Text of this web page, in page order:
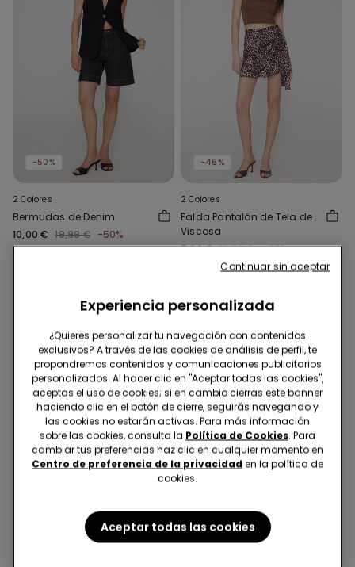
-50%
2 Colores
Bermudas de Denim
10,00 € 19,99 € -50%
-46%
2 Colores
Falda Pantalón de Tela de
Viscosa
7,00 € 12,99 € -46%
Experiencia personalizada
¿Quieres personalizar tu navegación con contenidos
exclusivos? A través de las cookies de análisis de perfil, te
propondremos contenidos y comunicaciones publicitarios
personalizados. Al hacer clic en "Aceptar todas las cookies",
aceptas el uso de cookies; si en cambio cierras este banner
haciendo clic en el botón de cierre, seguirás navegando y
las cookies no estarán activas. Para más información
sobre las cookies, consulta la Política de Cookies. Para
cambiar tus preferencias haz clic en cualquier momento en
Centro de preferencia de la privacidad en la política de
cookies.
Aceptar todas las cookies
Continuar sin aceptar